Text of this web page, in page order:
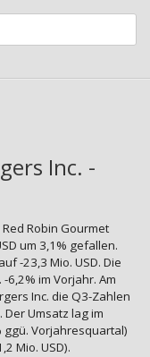
Inc. -
Robin Gourmet
um 3,1% gefallen.
-23,3 Mio. USD. Die
im Vorjahr. Am
Inc. die Q3-Zahlen
Umsatz lag im
ggü. Vorjahresquartal)
Mio. USD).